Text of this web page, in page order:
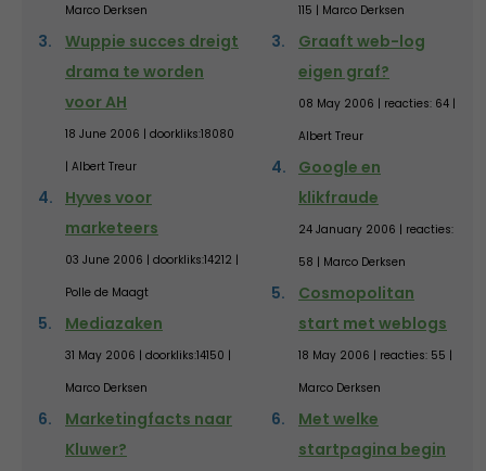
Marco Derksen
Wuppie succes dreigt
drama te worden
voor AH
18 June 2006 | doorkliks:18080
| Albert Treur
Hyves voor
marketeers
03 June 2006 | doorkliks:14212 |
Polle de Maagt
Mediazaken
31 May 2006 | doorkliks:14150 |
Marco Derksen
Marketingfacts naar
Kluwer?
115 | Marco Derksen
Graaft web-log
eigen graf?
08 May 2006 | reacties: 64 |
Albert Treur
Google en
klikfraude
24 January 2006 | reacties:
58 | Marco Derksen
Cosmopolitan
start met weblogs
18 May 2006 | reacties: 55 |
Marco Derksen
Met welke
startpagina begin